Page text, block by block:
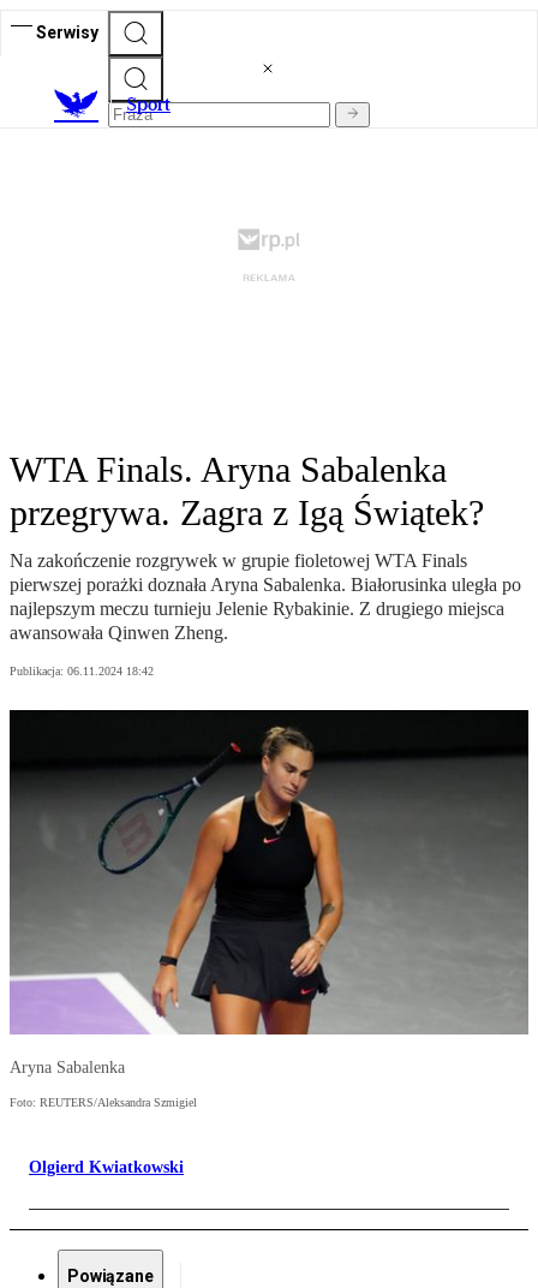
Serwisy
Sport
WTA Finals. Aryna Sabalenka
przegrywa. Zagra z Igą Świątek?
Na zakończenie rozgrywek w grupie fioletowej WTA Finals
pierwszej porażki doznała Aryna Sabalenka. Białorusinka uległa po
najlepszym meczu turnieju Jelenie Rybakinie. Z drugiego miejsca
awansowała Qinwen Zheng.
Publikacja: 06.11.2024 18:42
Aryna Sabalenka
Foto: REUTERS/Aleksandra Szmigiel
Olgierd Kwiatkowski
Powiązane